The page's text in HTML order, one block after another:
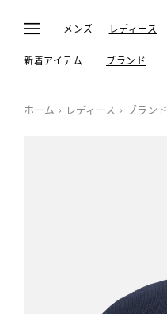
メンズ レディース
新着アイテム ブランド
ホーム レディース ブランド